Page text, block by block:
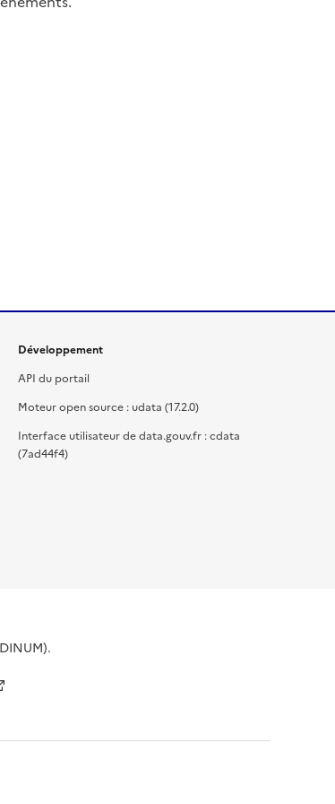
Développement
API du portail
Moteur open source : udata (17.2.0)
Interface utilisateur de data.gouv.fr : cdata
(7ad44f4)